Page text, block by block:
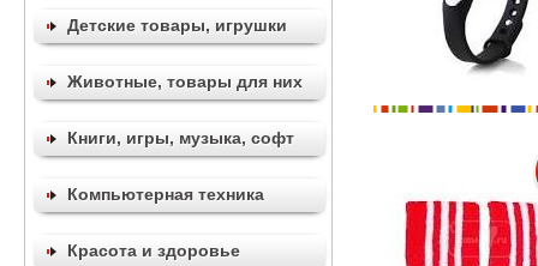
Детские товары, игрушки
Животные, товары для них
Книги, игры, музыка, софт
Компьютерная техника
Красота и здоровье